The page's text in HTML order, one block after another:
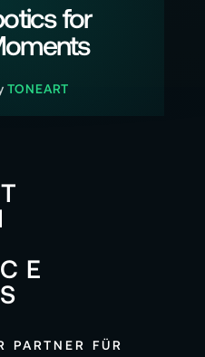
for
TONEART
PARTNER FÜR